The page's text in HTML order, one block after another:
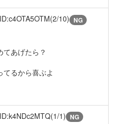
ID:c4OTA5OTM(2/10) NG
てあげたら？
るから喜ぶよ
ID:k4NDc2MTQ(1/1) NG